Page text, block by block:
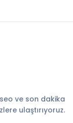
ve son dakika
ulaştırıyoruz.